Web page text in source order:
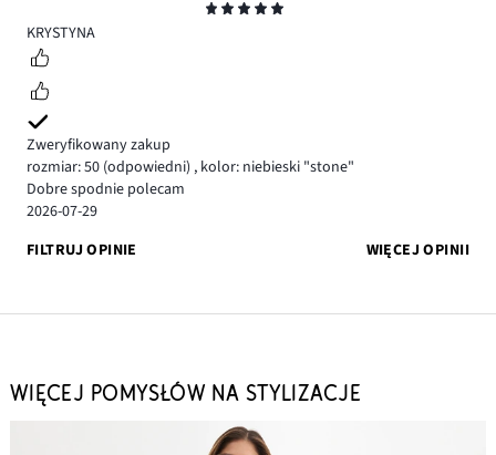
5
KRYSTYNA
Zweryfikowany zakup
rozmiar: 50 (odpowiedni) , kolor: niebieski "stone"
Dobre spodnie polecam
2026-07-29
FILTRUJ OPINIE
WIĘCEJ OPINII
WIĘCEJ POMYSŁÓW NA STYLIZACJE